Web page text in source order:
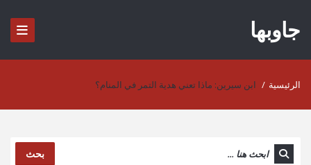
جاوبها
الرئيسية / ابن سيرين: ماذا تعني هدية التمر في المنام؟
بحث